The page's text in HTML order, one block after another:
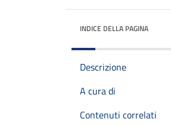
INDICE DELLA PAGINA
Descrizione
A cura di
Contenuti correlati